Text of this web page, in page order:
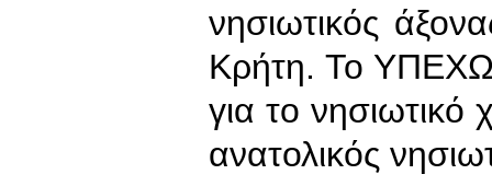
νησιωτικός
Κρήτη. Το
για το νησιωτικό
ανατολικός